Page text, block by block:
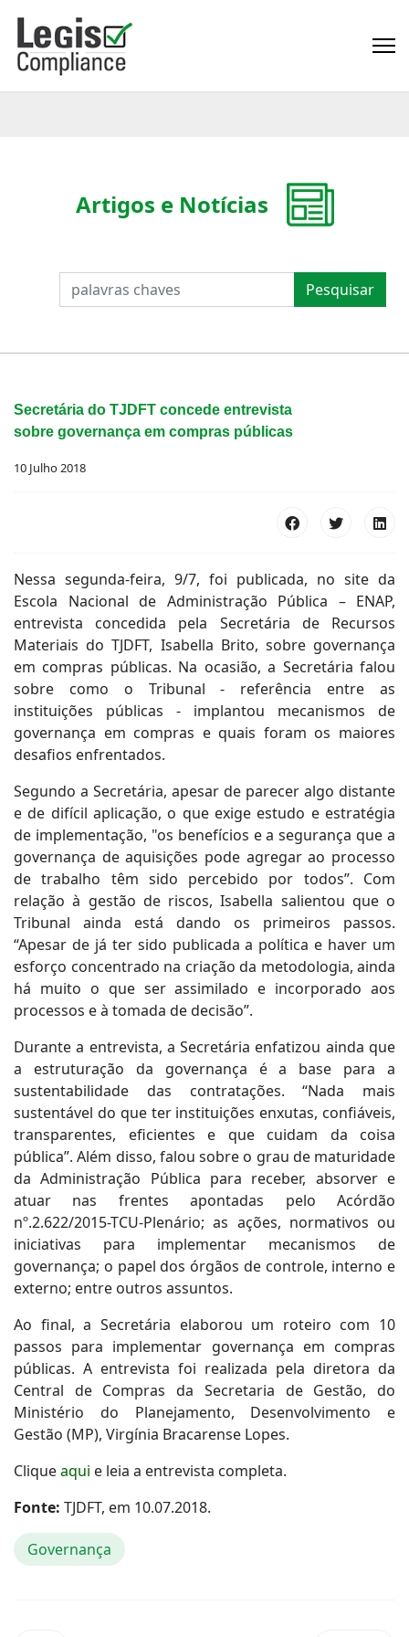
PESQUISAR Pesquisar
Artigos e Notícias
Secretária do TJDFT concede entrevista
sobre governança em compras públicas
10 Julho 2018
Nessa segunda-feira, 9/7, foi publicada, no site da
Escola Nacional de Administração Pública – ENAP,
entrevista concedida pela Secretária de Recursos
Materiais do TJDFT, Isabella Brito, sobre governança
em compras públicas. Na ocasião, a Secretária falou
sobre como o Tribunal - referência entre as
instituições públicas - implantou mecanismos de
governança em compras e quais foram os maiores
desafios enfrentados.
Segundo a Secretária, apesar de parecer algo distante
e de difícil aplicação, o que exige estudo e estratégia
de implementação, "os benefícios e a segurança que a
governança de aquisições pode agregar ao processo
de trabalho têm sido percebido por todos”. Com
relação à gestão de riscos, Isabella salientou que o
Tribunal ainda está dando os primeiros passos.
“Apesar de já ter sido publicada a política e haver um
esforço concentrado na criação da metodologia, ainda
há muito o que ser assimilado e incorporado aos
processos e à tomada de decisão”.
Durante a entrevista, a Secretária enfatizou ainda que
a estruturação da governança é a base para a
sustentabilidade das contratações. “Nada mais
sustentável do que ter instituições enxutas, confiáveis,
transparentes, eficientes e que cuidam da coisa
pública”. Além disso, falou sobre o grau de maturidade
da Administração Pública para receber, absorver e
atuar nas frentes apontadas pelo Acórdão
nº.2.622/2015-TCU-Plenário; as ações, normativos ou
iniciativas para implementar mecanismos de
governança; o papel dos órgãos de controle, interno e
externo; entre outros assuntos.
Ao final, a Secretária elaborou um roteiro com 10
passos para implementar governança em compras
públicas. A entrevista foi realizada pela diretora da
Central de Compras da Secretaria de Gestão, do
Ministério do Planejamento, Desenvolvimento e
Gestão (MP), Virgínia Bracarense Lopes.
Cliqueaqui e leia a entrevista completa.
Fonte: TJDFT, em 10.07.2018.
Governança